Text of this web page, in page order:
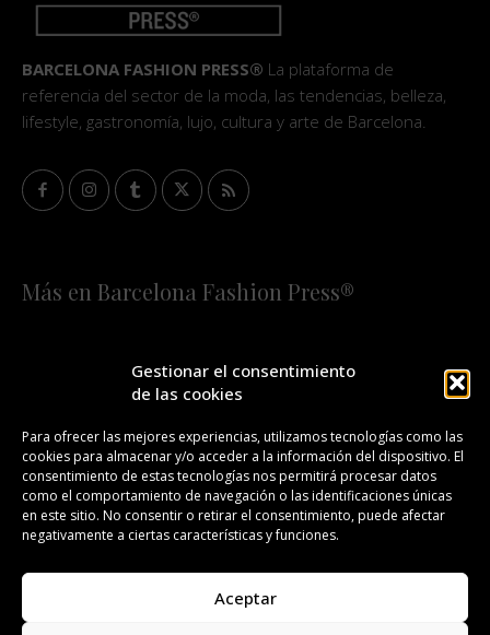
Gestionar el consentimiento
de las cookies
Para ofrecer las mejores experiencias, utilizamos tecnologías como las
cookies para almacenar y/o acceder a la información del dispositivo. El
consentimiento de estas tecnologías nos permitirá procesar datos
como el comportamiento de navegación o las identificaciones únicas
en este sitio. No consentir o retirar el consentimiento, puede afectar
negativamente a ciertas características y funciones.
Aceptar
BARCELONA FASHION PRESS® La plataforma de
referencia del sector de la moda, las tendencias, belleza,
lifestyle, gastronomía, lujo, cultura y arte de Barcelona.
Más en Barcelona Fashion Press®
¡SUSCRÍBETE A NUESTRA FASHION NEWS!
CONTACTO REDACCIÓN PUBLICIDAD
ISSN 2385-4839 DL B 27443-2014